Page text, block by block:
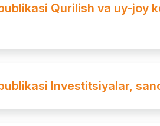
Qurilish va uy-joy
Investitsiyalar,